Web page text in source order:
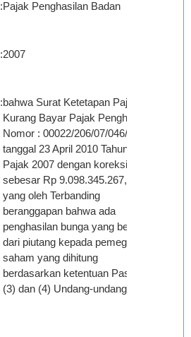
:Pajak Penghasilan Badan
:2007
:bahwa Surat Ketetapan Pajak
Kurang Bayar Pajak Penghasilan
Nomor : 00022/206/07/046/10
tanggal 23 April 2010 Tahun
Pajak 2007 dengan koreksi
sebesar Rp 9.098.345.267,00
yang oleh Terbanding
beranggapan bahwa ada
penghasilan bunga yang berasal
dari piutang kepada pemegang
saham yang dihitung
berdasarkan ketentuan Pasal 18
(3) dan (4) Undang-undang PPh;